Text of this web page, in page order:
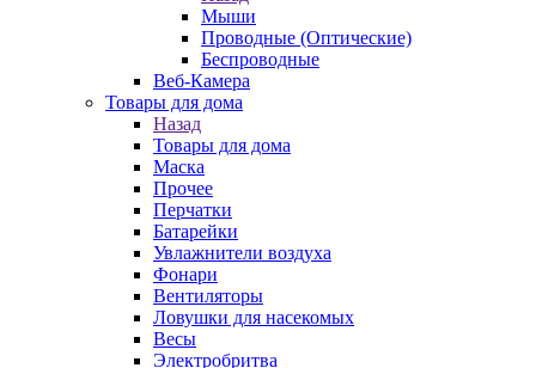
Мыши
Проводные (Оптические)
Беспроводные
Веб-Камера
Товары для дома
Назад
Товары для дома
Маска
Прочее
Перчатки
Батарейки
Увлажнители воздуха
Фонари
Вентиляторы
Ловушки для насекомых
Весы
Электробритва